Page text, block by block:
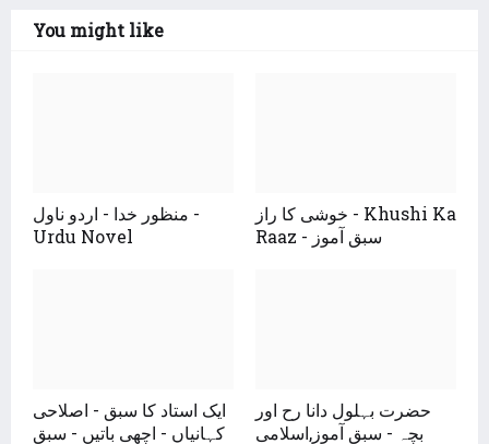
You might like
منظور خدا - اردو ناول -
Urdu Novel
خوشی کا راز - Khushi Ka
Raaz - سبق آموز
ایک استاد کا سبق - اصلاحی
کہانیاں - اچھی باتیں - سبق
حضرت بہلول دانا رح اور
بچہ - سبق آموز,اسلامی